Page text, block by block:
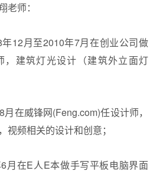
老师：
12月至2010年7月在创业公司做
，建筑灯光设计（建筑外立面灯
在威锋网(Feng.com)任设计师，
视频相关的设计和创意；
月在E人E本做手写平板电脑界面